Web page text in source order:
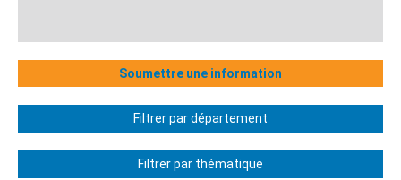
Soumettre une information
Filtrer par département
Filtrer par thématique